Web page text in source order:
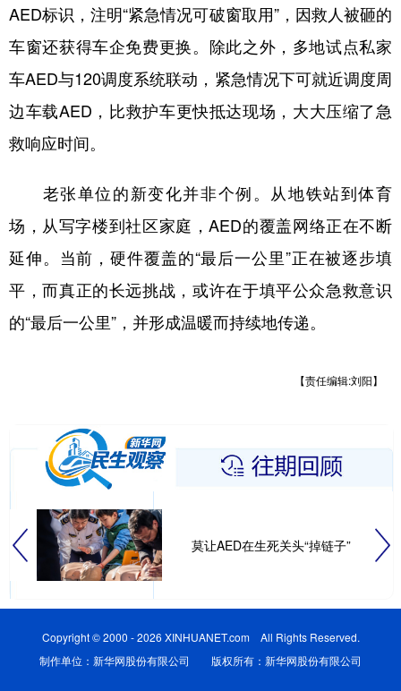
AED标识，注明“紧急情况可破窗取用”，因救人被砸的
车窗还获得车企免费更换。除此之外，多地试点私家
车AED与120调度系统联动，紧急情况下可就近调度周
边车载AED，比救护车更快抵达现场，大大压缩了急
救响应时间。
老张单位的新变化并非个例。从地铁站到体育
场，从写字楼到社区家庭，AED的覆盖网络正在不断
延伸。当前，硬件覆盖的“最后一公里”正在被逐步填
平，而真正的长远挑战，或许在于填平公众急救意识
的“最后一公里”，并形成温暖而持续地传递。
【责任编辑:刘阳】
莫让AED在生死关头“掉链子”
Copyright © 2000 - 2026 XINHUANET.com All Rights Reserved.
制作单位：新华网股份有限公司 版权所有：新华网股份有限公司